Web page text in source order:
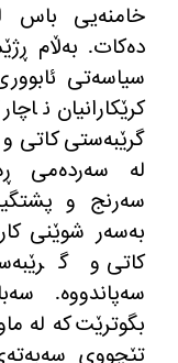
خامنەیی باس
دەکات. بەڵام
کرێکارانیان
گرێبەستی کاتی
لە سەردەمی
سەرنج و
بەسەر شوێنی
کاتی و
سەپاندووە.